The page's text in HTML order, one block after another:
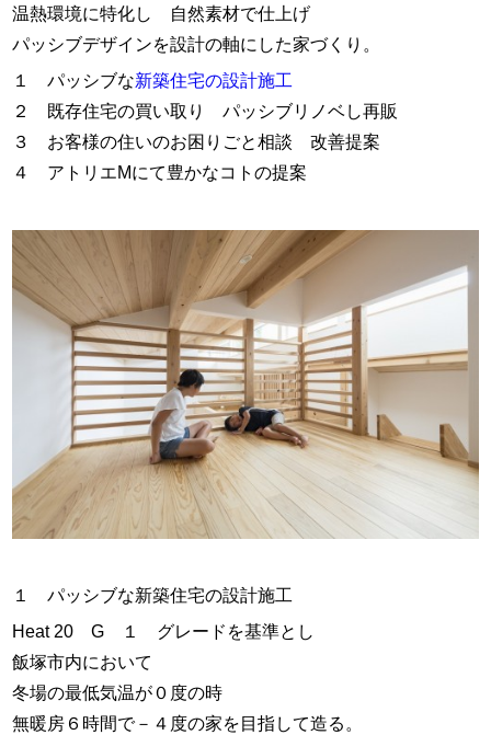
温熱環境に特化し 自然素材で仕上げ
パッシブデザインを設計の軸にした家づくり。
１ パッシブな新築住宅の設計施工
２ 既存住宅の買い取り パッシブリノベし再販
３ お客様の住いのお困りごと相談 改善提案
４ アトリエMにて豊かなコトの提案
１ パッシブな新築住宅の設計施工
Heat 20 G １ グレードを基準とし
飯塚市内において
冬場の最低気温が０度の時
無暖房６時間で－４度の家を目指して造る。